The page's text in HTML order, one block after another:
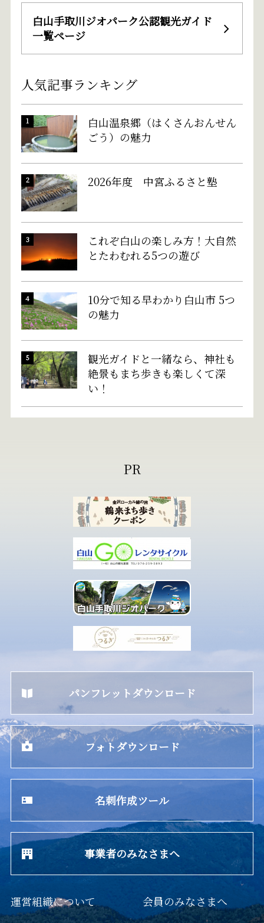
白山手取川ジオパーク公認観光ガイド
一覧ページ
人気記事ランキング
白山温泉郷（はくさんおんせん
ごう）の魅力
2026年度 中宮ふるさと塾
これぞ白山の楽しみ方！大自然
とたわむれる5つの遊び
10分で知る早わかり白山市 5つ
の魅力
観光ガイドと一緒なら、神社も
絶景もまち歩きも楽しくて深
い！
パンフレットダウンロード
フォトダウンロード
名刺作成ツール
事業者のみなさまへ
運営組織について
会員のみなさまへ